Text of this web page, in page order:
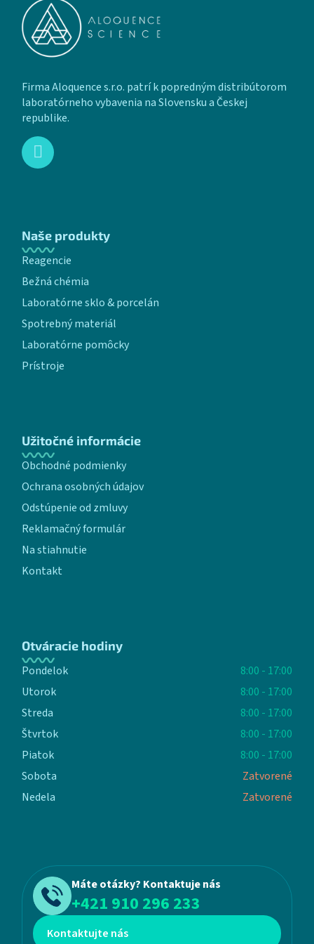
Firma Aloquence s.r.o. patrí k popredným distribútorom
laboratórneho vybavenia na Slovensku a Českej
republike.
Naše produkty
Reagencie
Bežná chémia
Laboratórne sklo & porcelán
Spotrebný materiál
Laboratórne pomôcky
Prístroje
Užitočné informácie
Obchodné podmienky
Ochrana osobných údajov
Odstúpenie od zmluvy
Reklamačný formulár
Na stiahnutie
Kontakt
Otváracie hodiny
Pondelok
8:00 - 17:00
Utorok
8:00 - 17:00
Streda
8:00 - 17:00
Štvrtok
8:00 - 17:00
Piatok
8:00 - 17:00
Sobota
Zatvorené
Nedela
Zatvorené
Máte otázky? Kontaktuje nás
+421 910 296 233
Kontaktujte nás